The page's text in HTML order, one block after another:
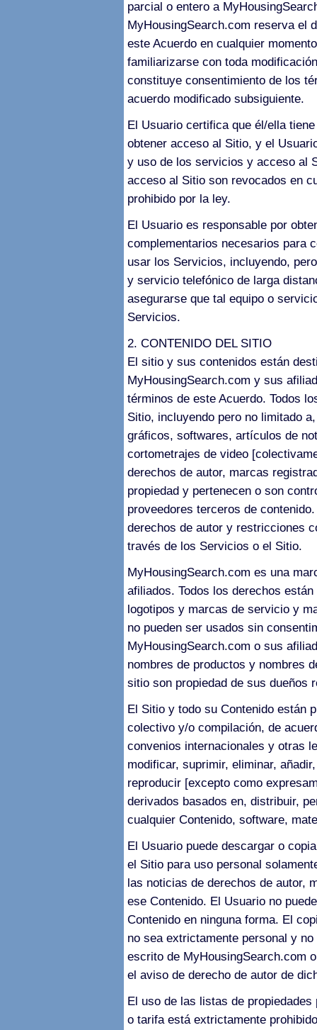
parcial o entero a
MyHousingSearch.com reserva el
este Acuerdo en cualquier
familiarizarse con toda
constituye consentimiento de los
acuerdo modificado subsiguiente.
El Usuario certifica que él/ella
obtener acceso al Sitio, y el
y uso de los servicios y acceso al
acceso al Sitio son revocados en
prohibido por la ley.
El Usuario es responsable por
complementarios necesarios para
usar los Servicios, incluyendo,
y servicio telefónico de larga
asegurarse que tal equipo o
Servicios.
2. CONTENIDO DEL SITIO
El sitio y sus contenidos están
MyHousingSearch.com y sus
términos de este Acuerdo. Todos
Sitio, incluyendo pero no limitado
gráficos, softwares, artículos de
cortometrajes de video
derechos de autor, marcas
propiedad y pertenecen o son
proveedores terceros de
derechos de autor y restricciones
través de los Servicios o el Sitio.
MyHousingSearch.com es una
afiliados. Todos los derechos
logotipos y marcas de servicio y
no pueden ser usados sin
MyHousingSearch.com o sus
nombres de productos y nombres
sitio son propiedad de sus dueños
El Sitio y todo su Contenido están
colectivo y/o compilación, de
convenios internacionales y otras
modificar, suprimir, eliminar,
reproducir [excepto como
derivados basados en, distribuir,
cualquier Contenido, software,
El Usuario puede descargar o
el Sitio para uso personal
las noticias de derechos de autor,
ese Contenido. El Usuario no
Contenido en ninguna forma. El
no sea extrictamente personal y
escrito de MyHousingSearch.com
el aviso de derecho de autor de
El uso de las listas de
o tarifa está extrictamente